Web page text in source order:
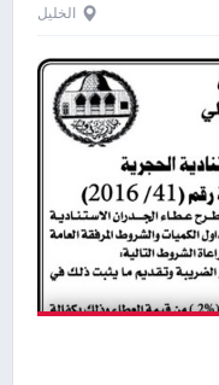
الخليل